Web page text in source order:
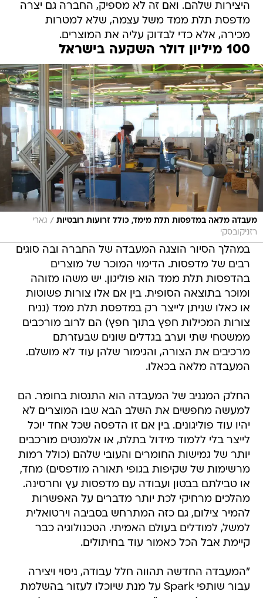
היצירות שלהם. ואם זה לא מספיק, החברה גם יצרה
מדפסת תלת ממד משל עצמה, שלא למטרות
מכירה, אלא כדי לבדוק עליה את המוצרים.
100 מיליון דולר השקעה בישראל
מעבדה מלאה במדפסות תלת מימד, כולל זרועות רובטיות / גארי
רזניקובסקי
במהלך הסיור הוצגה המעבדה של החברה ובה סוגים
רבים של מדפסות. הדימוי המוכר של מוצרים
בהדפסות תלת ממד הוא פוליגון. יש משהו מזוהה
ומוכר בתוצאה הסופית. בין אם אלו צורות פשוטות
או כאלו שניתן לייצר רק במדפסת תלת ממד (נניח
צורות המכילות חפץ בתוך חפץ) הם לרוב מורכבים
ממשטחי שתי וערב בגדלים שונים שבעזרתם
מרכיבים את הצורה, והגימור שלהן עוד לא מושלם.
המעבדה מלאה בכאלו.
החלק המגניב של המעבדה הוא התנסות בחומר. הם
למעשה מחפשים את השלב הבא שבו המוצרים לא
יהיו עוד פוליגונים. בין אם זו הדפסה שכל אחד יוכל
לייצר בלי ללמוד מידול בתלת, או אלמנטים מורכבים
יותר של גמישות החומרים והעובי שלהם (כולל רמות
מרשימות של שקיפות בגופי תאורה מודפסים) מחד,
או טבילתם בבטון ועבודה עם מדפסות עץ וחרסינה.
מהלכים מרחיקי לכת יותר מדברים על האפשרות
להמיר צילום, גם כזה המתרחש בסביבה וירטואלית
למשל, למודלים בעולם האמיתי. הטכנולוגיה כבר
קיימת אבל הכל כאמור עוד בחיתולים.
"המעבדה החדשה תהווה חלל עבודה, ניסוי ויצירה
עבור שותפי Spark על מנת שיוכלו לעזור בהשלמת